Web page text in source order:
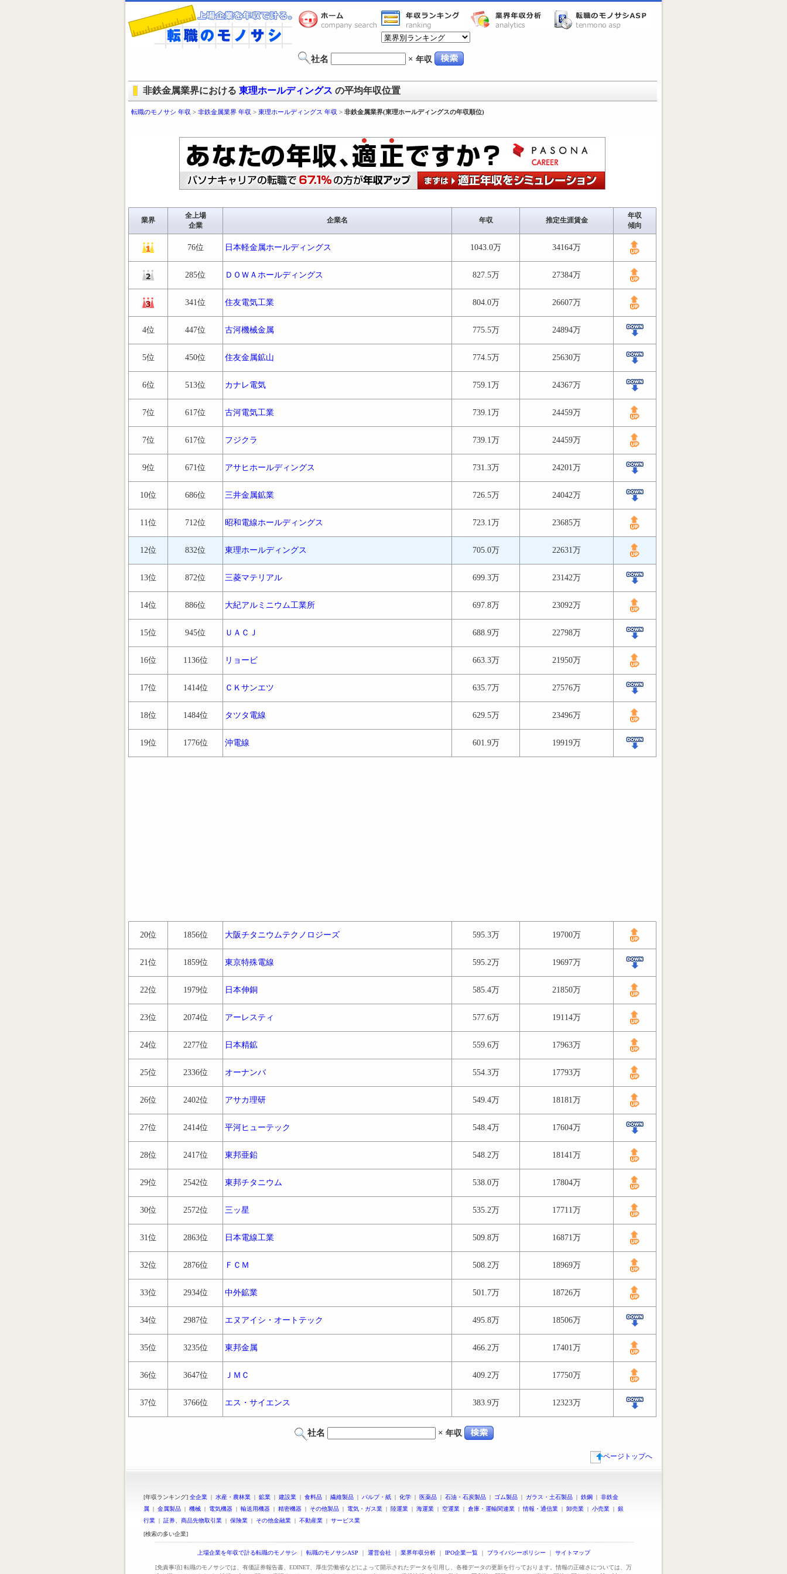
社名 × 年収
非鉄金属業界における 東理ホールディングス の平均年収位置
転職のモノサシ 年収 > 非鉄金属業界 年収 > 東理ホールディングス 年収 > 非鉄金属業界(東理ホールディングスの年収順位)
業界
全上場
企業
企業名 年収 推定生涯賃金
年収
傾向
76位 日本軽金属ホールディングス 1043.0万 34164万
285位 ＤＯＷＡホールディングス 827.5万 27384万
341位 住友電気工業 804.0万 26607万
4位 447位 古河機械金属 775.5万 24894万
5位 450位 住友金属鉱山 774.5万 25630万
6位 513位 カナレ電気 759.1万 24367万
7位 617位 古河電気工業 739.1万 24459万
7位 617位 フジクラ 739.1万 24459万
9位 671位 アサヒホールディングス 731.3万 24201万
10位 686位 三井金属鉱業 726.5万 24042万
11位 712位 昭和電線ホールディングス 723.1万 23685万
12位 832位 東理ホールディングス 705.0万 22631万
13位 872位 三菱マテリアル 699.3万 23142万
14位 886位 大紀アルミニウム工業所 697.8万 23092万
15位 945位 ＵＡＣＪ 688.9万 22798万
16位 1136位 リョービ 663.3万 21950万
17位 1414位 ＣＫサンエツ 635.7万 27576万
18位 1484位 タツタ電線 629.5万 23496万
19位 1776位 沖電線 601.9万 19919万
20位 1856位 大阪チタニウムテクノロジーズ 595.3万 19700万
21位 1859位 東京特殊電線 595.2万 19697万
22位 1979位 日本伸銅 585.4万 21850万
23位 2074位 アーレスティ 577.6万 19114万
24位 2277位 日本精鉱 559.6万 17963万
25位 2336位 オーナンバ 554.3万 17793万
26位 2402位 アサカ理研 549.4万 18181万
27位 2414位 平河ヒューテック 548.4万 17604万
28位 2417位 東邦亜鉛 548.2万 18141万
29位 2542位 東邦チタニウム 538.0万 17804万
30位 2572位 三ッ星 535.2万 17711万
31位 2863位 日本電線工業 509.8万 16871万
32位 2876位 ＦＣＭ 508.2万 18969万
33位 2934位 中外鉱業 501.7万 18726万
34位 2987位 エヌアイシ・オートテック 495.8万 18506万
35位 3235位 東邦金属 466.2万 17401万
36位 3647位 ＪＭＣ 409.2万 17750万
37位 3766位 エス・サイエンス 383.9万 12323万
社名 × 年収
ページトップへ
[年収ランキング] 全企業 | 水産・農林業 | 鉱業 | 建設業 | 食料品 | 繊維製品 | パルプ・紙 | 化学 | 医薬品 | 石油・石炭製品 | ゴム製品 | ガラス・土石製品 | 鉄鋼 | 非鉄金
属 | 金属製品 | 機械 | 電気機器 | 輸送用機器 | 精密機器 | その他製品 | 電気・ガス業 | 陸運業 | 海運業 | 空運業 | 倉庫・運輸関連業 | 情報・通信業 | 卸売業 | 小売業 | 銀
行業 | 証券、商品先物取引業 | 保険業 | その他金融業 | 不動産業 | サービス業
[検索の多い企業]
上場企業を年収で計る転職のモノサシ ｜ 転職のモノサシASP ｜ 運営会社 ｜ 業界年収分析 ｜ IPO企業一覧 ｜ プライバシーポリシー ｜ サイトマップ
[免責事項] 転職のモノサシでは、有価証券報告書、EDINET、厚生労働省などによって開示されたデータを引用し、各種データの更新を行っております。情報の正確さについては、万